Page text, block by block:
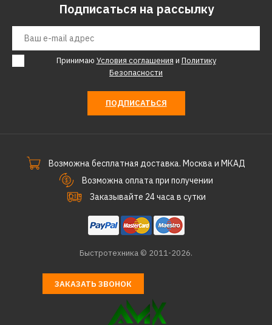
Подписаться на рассылку
Принимаю Условия соглашения и Политику
Безопасности
ПОДПИСАТЬСЯ
Возможна бесплатная доставка. Москва и МКАД
Возможна оплата при получении
Заказывайте 24 часа в сутки
Быстротехника © 2011-2026.
ЗАКАЗАТЬ ЗВОНОК